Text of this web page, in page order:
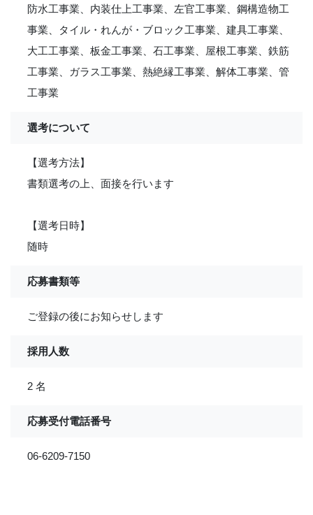
防水工事業、内装仕上工事業、左官工事業、鋼構造物工
事業、タイル・れんが・ブロック工事業、建具工事業、
大工工事業、板金工事業、石工事業、屋根工事業、鉄筋
工事業、ガラス工事業、熱絶縁工事業、解体工事業、管
工事業
選考について
【選考方法】
書類選考の上、面接を行います
【選考日時】
随時
応募書類等
ご登録の後にお知らせします
採用人数
2 名
応募受付電話番号
06-6209-7150